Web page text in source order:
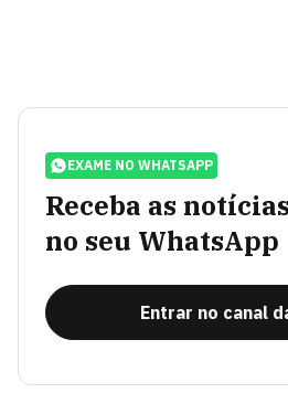
EXAME NO WHATSAPP
Receba as
no seu WhatsApp
Entrar no canal